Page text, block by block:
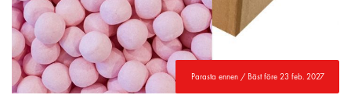
Parasta ennen / Bäst före 23 feb. 2027